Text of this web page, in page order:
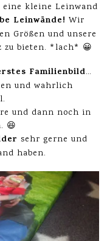
kleine Leinwand
Leinwände! Wir
Größen und unsere
zu bieten. *lach* 😀
Familienbild…
und wahrlich
und dann noch in
😆
sehr gerne und
haben.